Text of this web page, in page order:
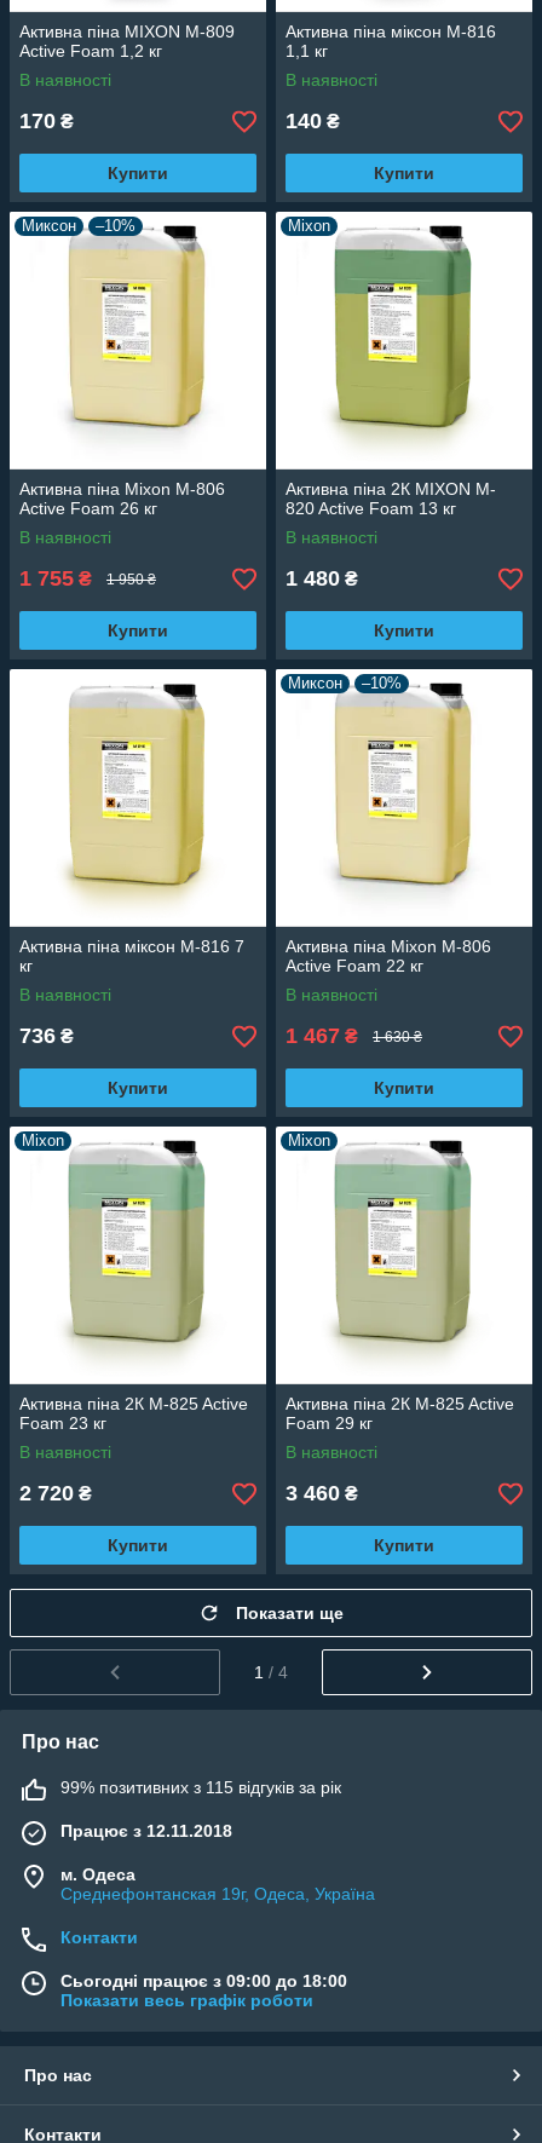
Активна піна MIXON M-809
Active Foam 1,2 кг
В наявності
170 ₴
Купити
Активна піна міксон M-816
1,1 кг
В наявності
140 ₴
Купити
Миксон –10%
Активна піна Mixon M-806
Active Foam 26 кг
В наявності
1 755 ₴ 1 950 ₴
Купити
Mixon
Активна піна 2К MIXON M-
820 Active Foam 13 кг
В наявності
1 480 ₴
Купити
Активна піна міксон M-816 7
кг
В наявності
736 ₴
Купити
Миксон –10%
Активна піна Mixon M-806
Active Foam 22 кг
В наявності
1 467 ₴ 1 630 ₴
Купити
Mixon
Активна піна 2К M-825 Active
Foam 23 кг
В наявності
2 720 ₴
Купити
Mixon
Активна піна 2К M-825 Active
Foam 29 кг
В наявності
3 460 ₴
Купити
Показати ще
1 / 4
Про нас
99% позитивних з 115 відгуків за рік
Працює з 12.11.2018
м. Одеса
Среднефонтанская 19г, Одеса, Україна
Контакти
Сьогодні працює з 09:00 до 18:00
Показати весь графік роботи
Про нас
Контакти